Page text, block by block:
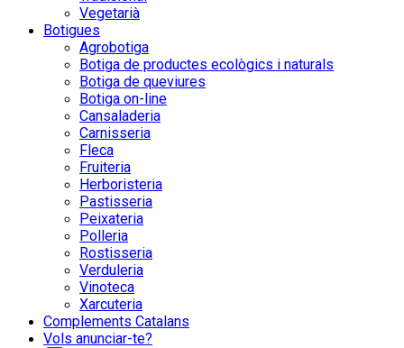
Vegetarià
Botigues
Agrobotiga
Botiga de productes ecològics i naturals
Botiga de queviures
Botiga on-line
Cansaladeria
Carnisseria
Fleca
Fruiteria
Herboristeria
Pastisseria
Peixateria
Polleria
Rostisseria
Verduleria
Vinoteca
Xarcuteria
Complements Catalans
Vols anunciar-te?